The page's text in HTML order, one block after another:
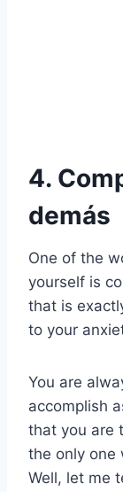
4.
demás
One of the
yourself is
that is
to your
You are
accomplish
that you are
the only one
Well, let me